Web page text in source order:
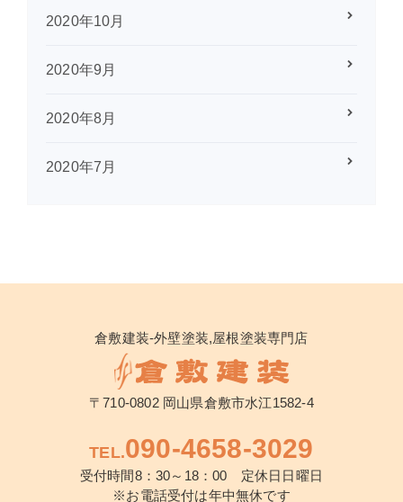
2020年10月
2020年9月
2020年8月
2020年7月
倉敷建装-外壁塗装,屋根塗装専門店
〒710-0802 岡山県倉敷市水江1582-4
TEL.090-4658-3029
受付時間8：30～18：00 定休日日曜日
※お電話受付は年中無休です